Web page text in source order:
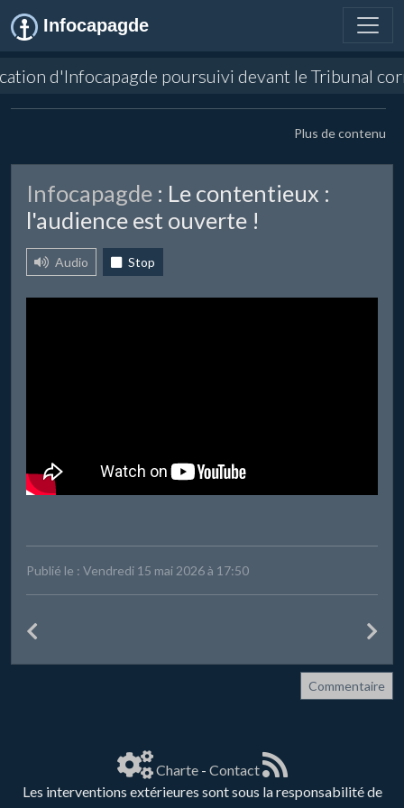
Infocapagde
d'Infocapagde poursuivi devant le Tribunal
Plus de contenu
Infocapagde : Le contentieux :
l'audience est ouverte !
Audio Stop
Publié le : Vendredi 15 mai 2026 à 17:50
Commentaire
Charte- Contact
Les interventions extérieures sont sous la responsabilité de